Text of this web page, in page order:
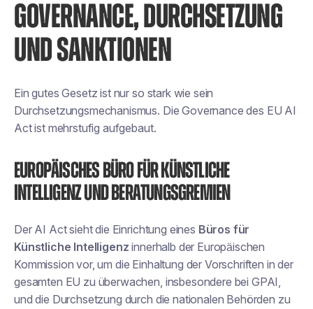
GOVERNANCE, DURCHSETZUNG
UND SANKTIONEN
Ein gutes Gesetz ist nur so stark wie sein
Durchsetzungsmechanismus. Die Governance des EU AI
Act ist mehrstufig aufgebaut.
Europäisches Büro für Künstliche
Intelligenz und Beratungsgremien
Der AI Act sieht die Einrichtung eines Büros für
Künstliche Intelligenz innerhalb der Europäischen
Kommission vor, um die Einhaltung der Vorschriften in der
gesamten EU zu überwachen, insbesondere bei GPAI,
und die Durchsetzung durch die nationalen Behörden zu